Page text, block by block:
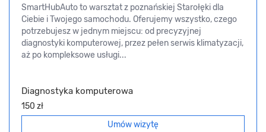
SmartHubAuto to warsztat z poznańskiej Starołęki dla
Ciebie i Twojego samochodu. Oferujemy wszystko, czego
potrzebujesz w jednym miejscu: od precyzyjnej
diagnostyki komputerowej, przez pełen serwis klimatyzacji,
aż po kompleksowe usługi...
Diagnostyka komputerowa
150 zł
Umów wizytę